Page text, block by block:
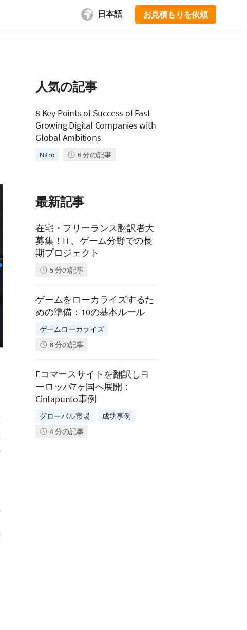
日本語 お見積もりを依頼
人気の記事
8 Key Points of Success of Fast-
Growing Digital Companies with
Global Ambitions
Nitro 6分の記事
最新記事
在宅・フリーランス翻訳者大
募集！IT、ゲーム分野での長
期プロジェクト
5分の記事
ゲームをローカライズするた
めの準備：10の基本ルール
ゲームローカライズ
8分の記事
Eコマースサイトを翻訳しヨ
ーロッパ7ヶ国へ展開：
Cintapunto事例
グローバル市場
成功事例
4分の記事